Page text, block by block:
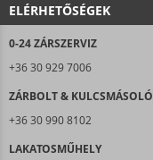
ELÉRHETŐSÉGEK
0-24 ZÁRSZERVIZ
+36 30 929 7006
ZÁRBOLT & KULCSMÁSOLÓ
+36 30 990 8102
LAKATOSMŰHELY